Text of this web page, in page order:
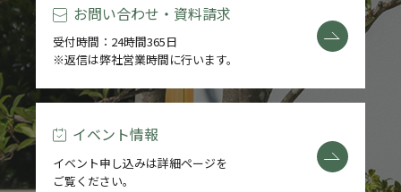
ESTATE
REFORM
BLOG
COMPANY
お問い合わせ・資料請求
受付時間：24時間365日
※返信は弊社営業時間に行います。
イベント情報
イベント申し込みは詳細ページを
ご覧ください。